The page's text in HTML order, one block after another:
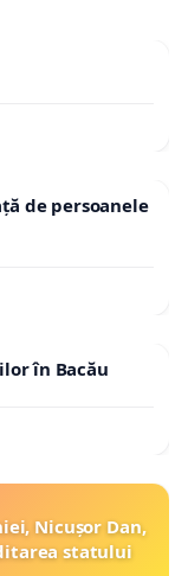
de persoanele
în Bacău
Nicușor Dan,
statului